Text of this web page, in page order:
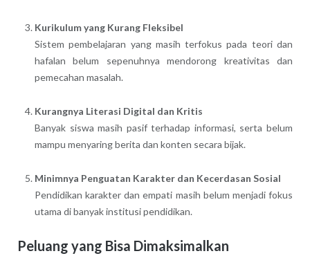
Kurikulum yang Kurang Fleksibel
Sistem pembelajaran yang masih terfokus pada teori dan
hafalan belum sepenuhnya mendorong kreativitas dan
pemecahan masalah.
Kurangnya Literasi Digital dan Kritis
Banyak siswa masih pasif terhadap informasi, serta belum
mampu menyaring berita dan konten secara bijak.
Minimnya Penguatan Karakter dan Kecerdasan Sosial
Pendidikan karakter dan empati masih belum menjadi fokus
utama di banyak institusi pendidikan.
Peluang yang Bisa Dimaksimalkan